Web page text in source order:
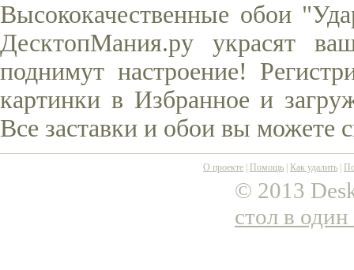
Высококачественные обои
ДесктопМания.ру украсят
поднимут настроение!
картинки в Избранное и
Все заставки и обои вы можете
О проекте Помощь Как удалить
© 2013
стол в